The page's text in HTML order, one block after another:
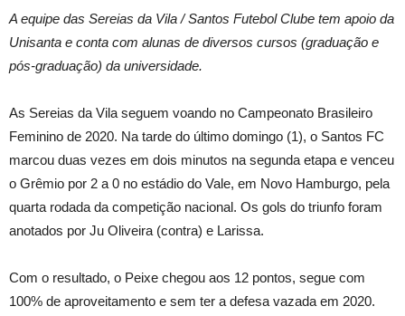
A equipe das Sereias da Vila / Santos Futebol Clube tem apoio da
Unisanta e conta com alunas de diversos cursos (graduação e
pós-graduação) da universidade.
As Sereias da Vila seguem voando no Campeonato Brasileiro
Feminino de 2020. Na tarde do último domingo (1), o Santos FC
marcou duas vezes em dois minutos na segunda etapa e venceu
o Grêmio por 2 a 0 no estádio do Vale, em Novo Hamburgo, pela
quarta rodada da competição nacional. Os gols do triunfo foram
anotados por Ju Oliveira (contra) e Larissa.
Com o resultado, o Peixe chegou aos 12 pontos, segue com
100% de aproveitamento e sem ter a defesa vazada em 2020.